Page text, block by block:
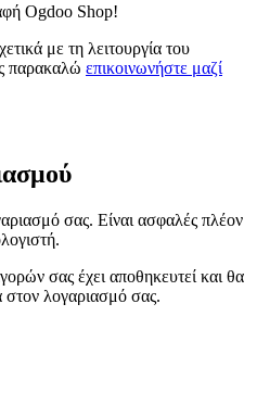
Ogdoo Shop!
με τη λειτουργία του
παρακαλώ επικοινωνήστε μαζί
σας. Είναι ασφαλές πλέον
σας έχει αποθηκευτεί και θα
στον λογαριασμό σας.